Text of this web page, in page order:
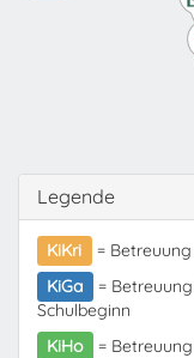
Legende
KiKri
=
KiGa
=
Schulbeginn
KiHo
=